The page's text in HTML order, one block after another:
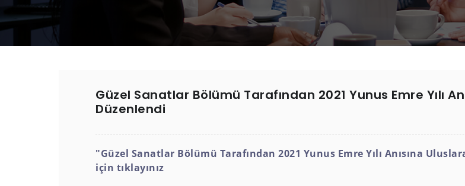
Güzel Sanatlar Bölümü Tarafından 2021 Yunus Emre Yılı
Düzenlendi
"Güzel Sanatlar Bölümü Tarafından 2021 Yunus Emre Yılı Anısına
için tıklayınız